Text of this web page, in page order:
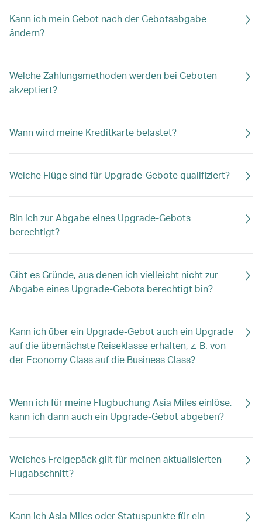
Kann ich mein Gebot nach der Gebotsabgabe
ändern?
Welche Zahlungsmethoden werden bei Geboten
akzeptiert?
Wann wird meine Kreditkarte belastet?
Welche Flüge sind für Upgrade-Gebote qualifiziert?
Bin ich zur Abgabe eines Upgrade-Gebots
berechtigt?
Gibt es Gründe, aus denen ich vielleicht nicht zur
Abgabe eines Upgrade-Gebots berechtigt bin?
Kann ich über ein Upgrade-Gebot auch ein Upgrade
auf die übernächste Reiseklasse erhalten, z. B. von
der Economy Class auf die Business Class?
Wenn ich für meine Flugbuchung Asia Miles einlöse,
kann ich dann auch ein Upgrade-Gebot abgeben?
Welches Freigepäck gilt für meinen aktualisierten
Flugabschnitt?
Kann ich Asia Miles oder Statuspunkte für ein